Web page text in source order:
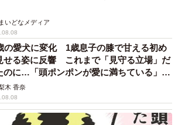
まいどなメディア
の愛犬に変化 1歳息子の膝で甘える初め
せる姿に反響 これまで「見守る立場」だ
のに…「頭ポンポンが愛に満ちている」
…」
木 香奈